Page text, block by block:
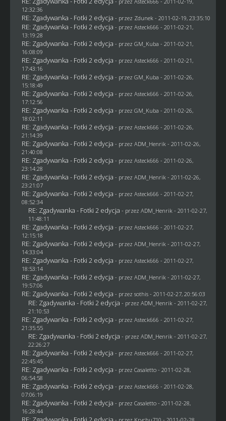
12:32:36
RE: Zgadywanka - Fotki 2 edycja - przez Zdunek - 2011-02-19, 23:35:10
RE: Zgadywanka - Fotki 2 edycja - przez Asteck666 - 2011-02-21,
13:19:28
RE: Zgadywanka - Fotki 2 edycja - przez GM_Kuba - 2011-02-21,
16:08:09
RE: Zgadywanka - Fotki 2 edycja - przez Asteck666 - 2011-02-21,
17:43:16
RE: Zgadywanka - Fotki 2 edycja - przez GM_Kuba - 2011-02-26,
15:18:49
RE: Zgadywanka - Fotki 2 edycja - przez Asteck666 - 2011-02-26,
17:12:56
RE: Zgadywanka - Fotki 2 edycja - przez GM_Kuba - 2011-02-26,
18:02:11
RE: Zgadywanka - Fotki 2 edycja - przez Asteck666 - 2011-02-26,
21:14:39
RE: Zgadywanka - Fotki 2 edycja - przez ADM_Henrik - 2011-02-26,
21:40:08
RE: Zgadywanka - Fotki 2 edycja - przez Asteck666 - 2011-02-26,
23:14:28
RE: Zgadywanka - Fotki 2 edycja - przez ADM_Henrik - 2011-02-26,
23:21:07
RE: Zgadywanka - Fotki 2 edycja - przez Asteck666 - 2011-02-27,
08:52:34
RE: Zgadywanka - Fotki 2 edycja - przez ADM_Henrik - 2011-02-27,
11:48:11
RE: Zgadywanka - Fotki 2 edycja - przez Asteck666 - 2011-02-27,
12:15:18
RE: Zgadywanka - Fotki 2 edycja - przez ADM_Henrik - 2011-02-27,
14:33:04
RE: Zgadywanka - Fotki 2 edycja - przez Asteck666 - 2011-02-27,
18:53:14
RE: Zgadywanka - Fotki 2 edycja - przez ADM_Henrik - 2011-02-27,
19:57:06
RE: Zgadywanka - Fotki 2 edycja - przez sothis- 2011-02-27, 20:56:03
RE: Zgadywanka - Fotki 2 edycja - przez ADM_Henrik - 2011-02-27,
21:10:53
RE: Zgadywanka - Fotki 2 edycja - przez Asteck666 - 2011-02-27,
21:35:55
RE: Zgadywanka - Fotki 2 edycja - przez ADM_Henrik - 2011-02-27,
22:26:27
RE: Zgadywanka - Fotki 2 edycja - przez Asteck666 - 2011-02-27,
22:45:45
RE: Zgadywanka - Fotki 2 edycja - przez Casaletto- 2011-02-28,
06:54:58
RE: Zgadywanka - Fotki 2 edycja - przez Asteck666 - 2011-02-28,
07:06:19
RE: Zgadywanka - Fotki 2 edycja - przez Casaletto- 2011-02-28,
16:28:44